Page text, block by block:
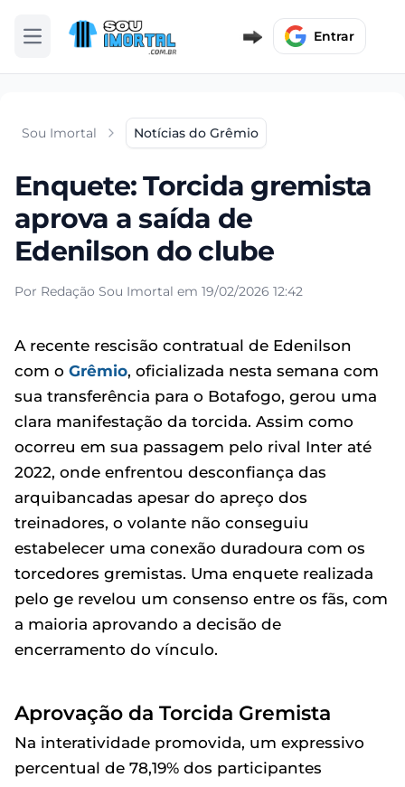
Abrir menu Entrar
Sou Imortal Notícias do Grêmio
Enquete: Torcida gremista
aprova a saída de
Edenilson do clube
Por Redação Sou Imortal em 19/02/2026 12:42
A recente rescisão contratual de Edenilson
com o Grêmio, oficializada nesta semana com
sua transferência para o Botafogo, gerou uma
clara manifestação da torcida. Assim como
ocorreu em sua passagem pelo rival Inter até
2022, onde enfrentou desconfiança das
arquibancadas apesar do apreço dos
treinadores, o volante não conseguiu
estabelecer uma conexão duradoura com os
torcedores gremistas. Uma enquete realizada
pelo ge revelou um consenso entre os fãs, com
a maioria aprovando a decisão de
encerramento do vínculo.
Aprovação da Torcida Gremista
Na interatividade promovida, um expressivo
percentual de 78,19% dos participantes